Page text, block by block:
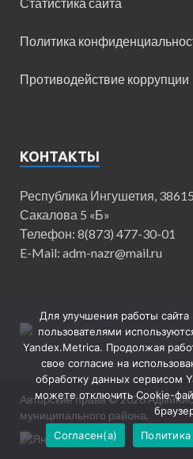
Политика
Противодействие коррупции
КОНТАКТЫ
Республика Ингушетия,
Сакалова 5 «Б»
Телефон: 8(873) 477-30-01
E-Mail: adm-nazr@mail.ru
Авторские права © 2026
муниципального района.
Для улучшения работы
пользователями
Yandex.Metrica. Продолжая
свое согласие на
обработку данных сервисом
можете отключить Cookie-
Согласен(а)